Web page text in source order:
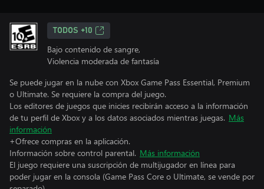
TODOS +10
Bajo contenido de sangre,
Violencia moderada de fantasía
Se puede jugar en la nube con Xbox Game Pass Essential, Premium
o Ultimate. Se requiere la compra del juego.
Los editores de juegos que inicies recibirán acceso a la información
de tu perfil de Xbox y a los datos asociados mientras juegas. Más
información
+Ofrece compras en la aplicación.
Información sobre control parental. Más información
El juego requiere una suscripción de multijugador en línea para
poder jugar en la consola (Game Pass Core o Ultimate, se vende por